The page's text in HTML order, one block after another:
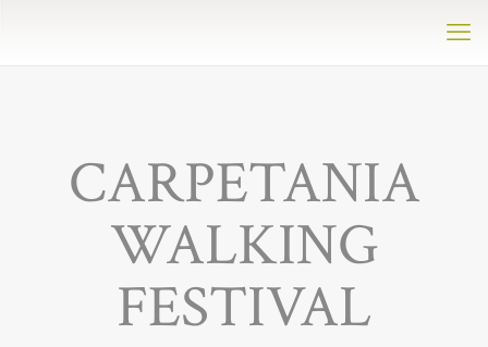
CARPETANIA
WALKING
FESTIVAL